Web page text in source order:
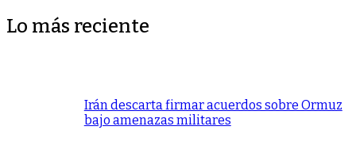
Lo más reciente
Irán descarta firmar acuerdos sobre Ormuz
bajo amenazas militares